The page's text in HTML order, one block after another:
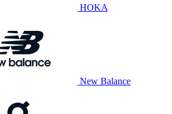
HOKA
New Balance